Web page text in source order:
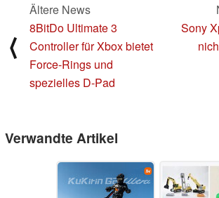
⟨
Ältere News
8BitDo Ultimate 3
Controller für Xbox bietet
Force-Rings und
spezielles D-Pad
Sony
Verwandte Artikel